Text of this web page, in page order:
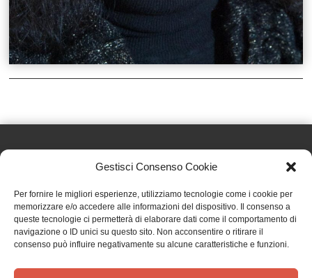
Gestisci Consenso Cookie
Per fornire le migliori esperienze, utilizziamo tecnologie come i cookie per
memorizzare e/o accedere alle informazioni del dispositivo. Il consenso a
queste tecnologie ci permetterà di elaborare dati come il comportamento di
navigazione o ID unici su questo sito. Non acconsentire o ritirare il
consenso può influire negativamente su alcune caratteristiche e funzioni.
Effatà Editrice di Pellegrino Paolo SAS
C.F. e P.IVA 09655250018
Via Tre Denti, 1 - 10060 Cantalupa (TO)
Telefono: (+39) 0121 353452 - Fax: (+39) 0121 353839